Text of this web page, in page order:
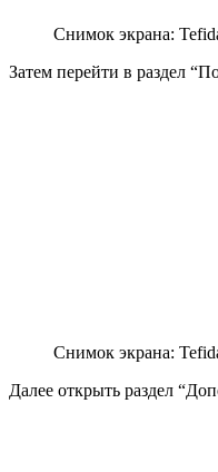
Снимок экрана:
Затем перейти в раздел
Снимок экрана:
Далее открыть раздел